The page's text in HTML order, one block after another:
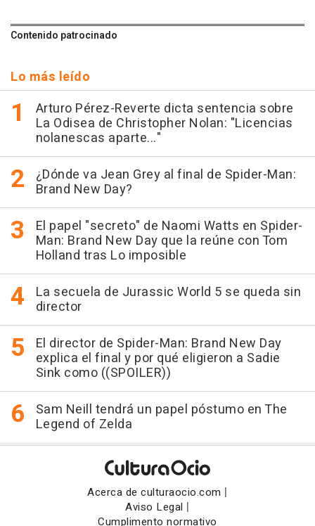
Contenido patrocinado
Lo más leído
Arturo Pérez-Reverte dicta sentencia sobre
La Odisea de Christopher Nolan: "Licencias
nolanescas aparte..."
¿Dónde va Jean Grey al final de Spider-Man:
Brand New Day?
El papel "secreto" de Naomi Watts en Spider-
Man: Brand New Day que la reúne con Tom
Holland tras Lo imposible
La secuela de Jurassic World 5 se queda sin
director
El director de Spider-Man: Brand New Day
explica el final y por qué eligieron a Sadie
Sink como ((SPOILER))
Sam Neill tendrá un papel póstumo en The
Legend of Zelda
Acerca de culturaocio.com |
Aviso Legal |
Cumplimento normativo